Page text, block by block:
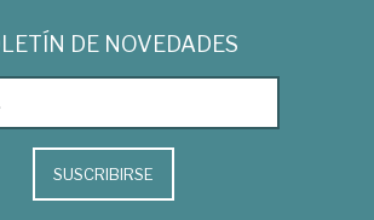
DE NOVEDADES
SUSCRIBIRSE